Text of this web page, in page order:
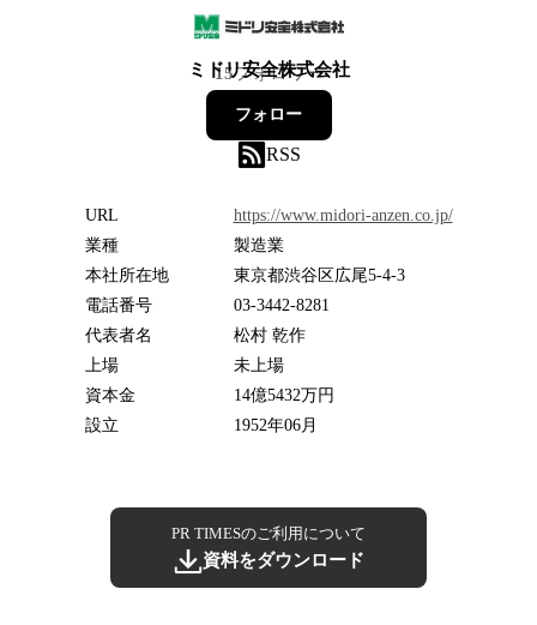
ミドリ安全株式会社
15フォロワー
フォロー
RSS
URL
https://www.midori-anzen.co.jp/
業種
製造業
本社所在地
東京都渋谷区広尾5-4-3
電話番号
03-3442-8281
代表者名
松村 乾作
上場
未上場
資本金
14億5432万円
設立
1952年06月
PR TIMESのご利用について
資料をダウンロード